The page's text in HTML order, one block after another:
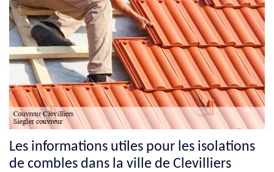
Les informations utiles pour les isolations
de combles dans la ville de Clevilliers